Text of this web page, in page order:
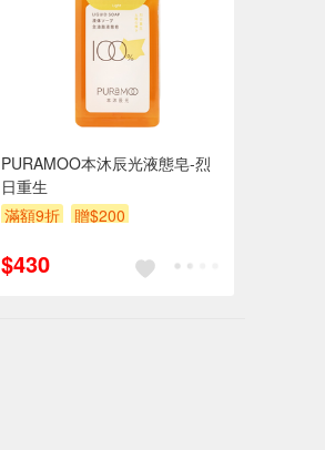
PURAMOO本沐辰光液態皂-烈
日重生
滿額9折
贈$200
$430